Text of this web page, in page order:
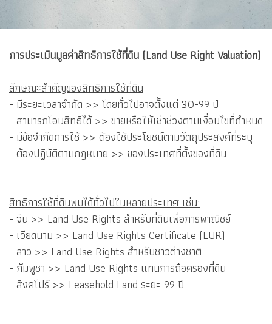
การประเมินมูลค่าสิทธิการใช้ที่ดิน (Land Use Right Valuation)
ลักษณะสำคัญของสิทธิการใช้ที่ดิน
- มีระยะเวลาจำกัด >> โดยทั่วไปอาจตั้งแต่ 30-99 ปี
- สามารถโอนสิทธิได้ >> ขายหรือให้เช่าช่วงตามเงื่อนไขที่กำหนด
- มีข้อจำกัดการใช้ >> ต้องใช้ประโยชน์ตามวัตถุประสงค์ที่ระบุ
- ต้องปฏิบัติตามกฎหมาย >> ของประเทศที่ตั้งของที่ดิน
สิทธิการใช้ที่ดินพบได้ทั่วไปในหลายประเทศ เช่น:
- จีน >> Land Use Rights สำหรับที่ดินเพื่อการพาณิชย์
- เวียดนาม >> Land Use Rights Certificate (LUR)
- ลาว >> Land Use Rights สำหรับชาวต่างชาติ
- กัมพูชา >> Land Use Rights แทนการถือครองที่ดิน
- สิงคโปร์ >> Leasehold Land ระยะ 99 ปี